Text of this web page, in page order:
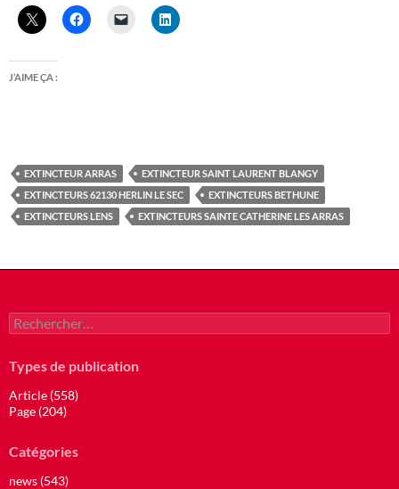
J’AIME ÇA :
EXTINCTEUR ARRAS
EXTINCTEUR SAINT LAURENT BLANGY
EXTINCTEURS 62130 HERLIN LE SEC
EXTINCTEURS BETHUNE
EXTINCTEURS LENS
EXTINCTEURS SAINTE CATHERINE LES ARRAS
Rechercher :
Types de publication
Article (558)
Page (204)
Catégories
news (543)